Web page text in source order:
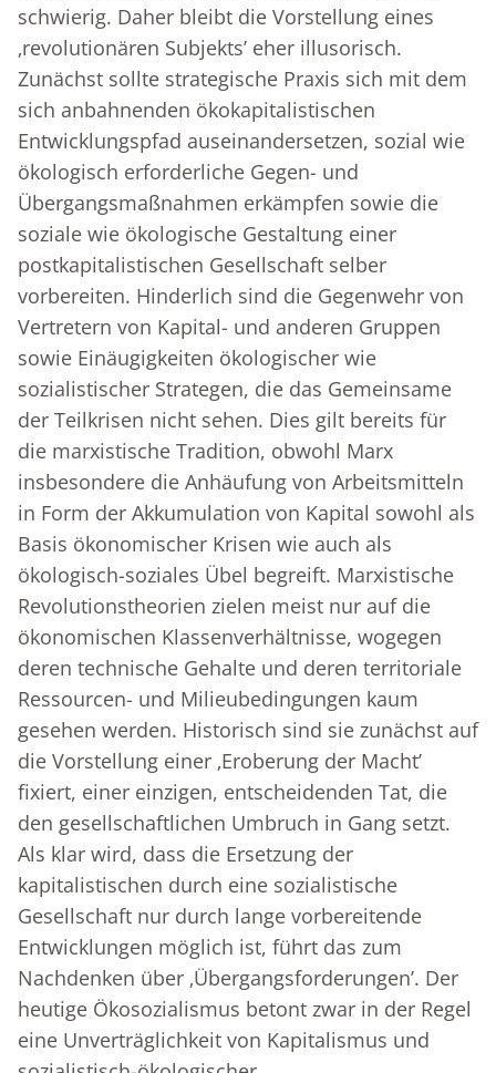
schwierig. Daher bleibt die Vorstellung eines
‚revolutionären Subjekts’ eher illusorisch.
Zunächst sollte strategische Praxis sich mit dem
sich anbahnenden ökokapitalistischen
Entwicklungspfad auseinandersetzen, sozial wie
ökologisch erforderliche Gegen- und
Übergangsmaßnahmen erkämpfen sowie die
soziale wie ökologische Gestaltung einer
postkapitalistischen Gesellschaft selber
vorbereiten. Hinderlich sind die Gegenwehr von
Vertretern von Kapital- und anderen Gruppen
sowie Einäugigkeiten ökologischer wie
sozialistischer Strategen, die das Gemeinsame
der Teilkrisen nicht sehen. Dies gilt bereits für
die marxistische Tradition, obwohl Marx
insbesondere die Anhäufung von Arbeitsmitteln
in Form der Akkumulation von Kapital sowohl als
Basis ökonomischer Krisen wie auch als
ökologisch-soziales Übel begreift. Marxistische
Revolutionstheorien zielen meist nur auf die
ökonomischen Klassenverhältnisse, wogegen
deren technische Gehalte und deren territoriale
Ressourcen- und Milieubedingungen kaum
gesehen werden. Historisch sind sie zunächst auf
die Vorstellung einer ‚Eroberung der Macht’
fixiert, einer einzigen, entscheidenden Tat, die
den gesellschaftlichen Umbruch in Gang setzt.
Als klar wird, dass die Ersetzung der
kapitalistischen durch eine sozialistische
Gesellschaft nur durch lange vorbereitende
Entwicklungen möglich ist, führt das zum
Nachdenken über ‚Übergangsforderungen’. Der
heutige Ökosozialismus betont zwar in der Regel
eine Unverträglichkeit von Kapitalismus und